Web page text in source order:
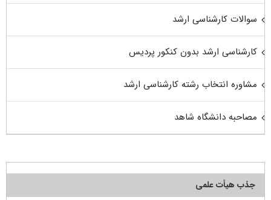
سوالات کارشناسی ارشد
کارشناسی ارشد بدون کنکور پردیس
مشاوره انتخاب رشته کارشناسی ارشد
مصاحبه دانشگاه شاهد
جذب هیأت علمی